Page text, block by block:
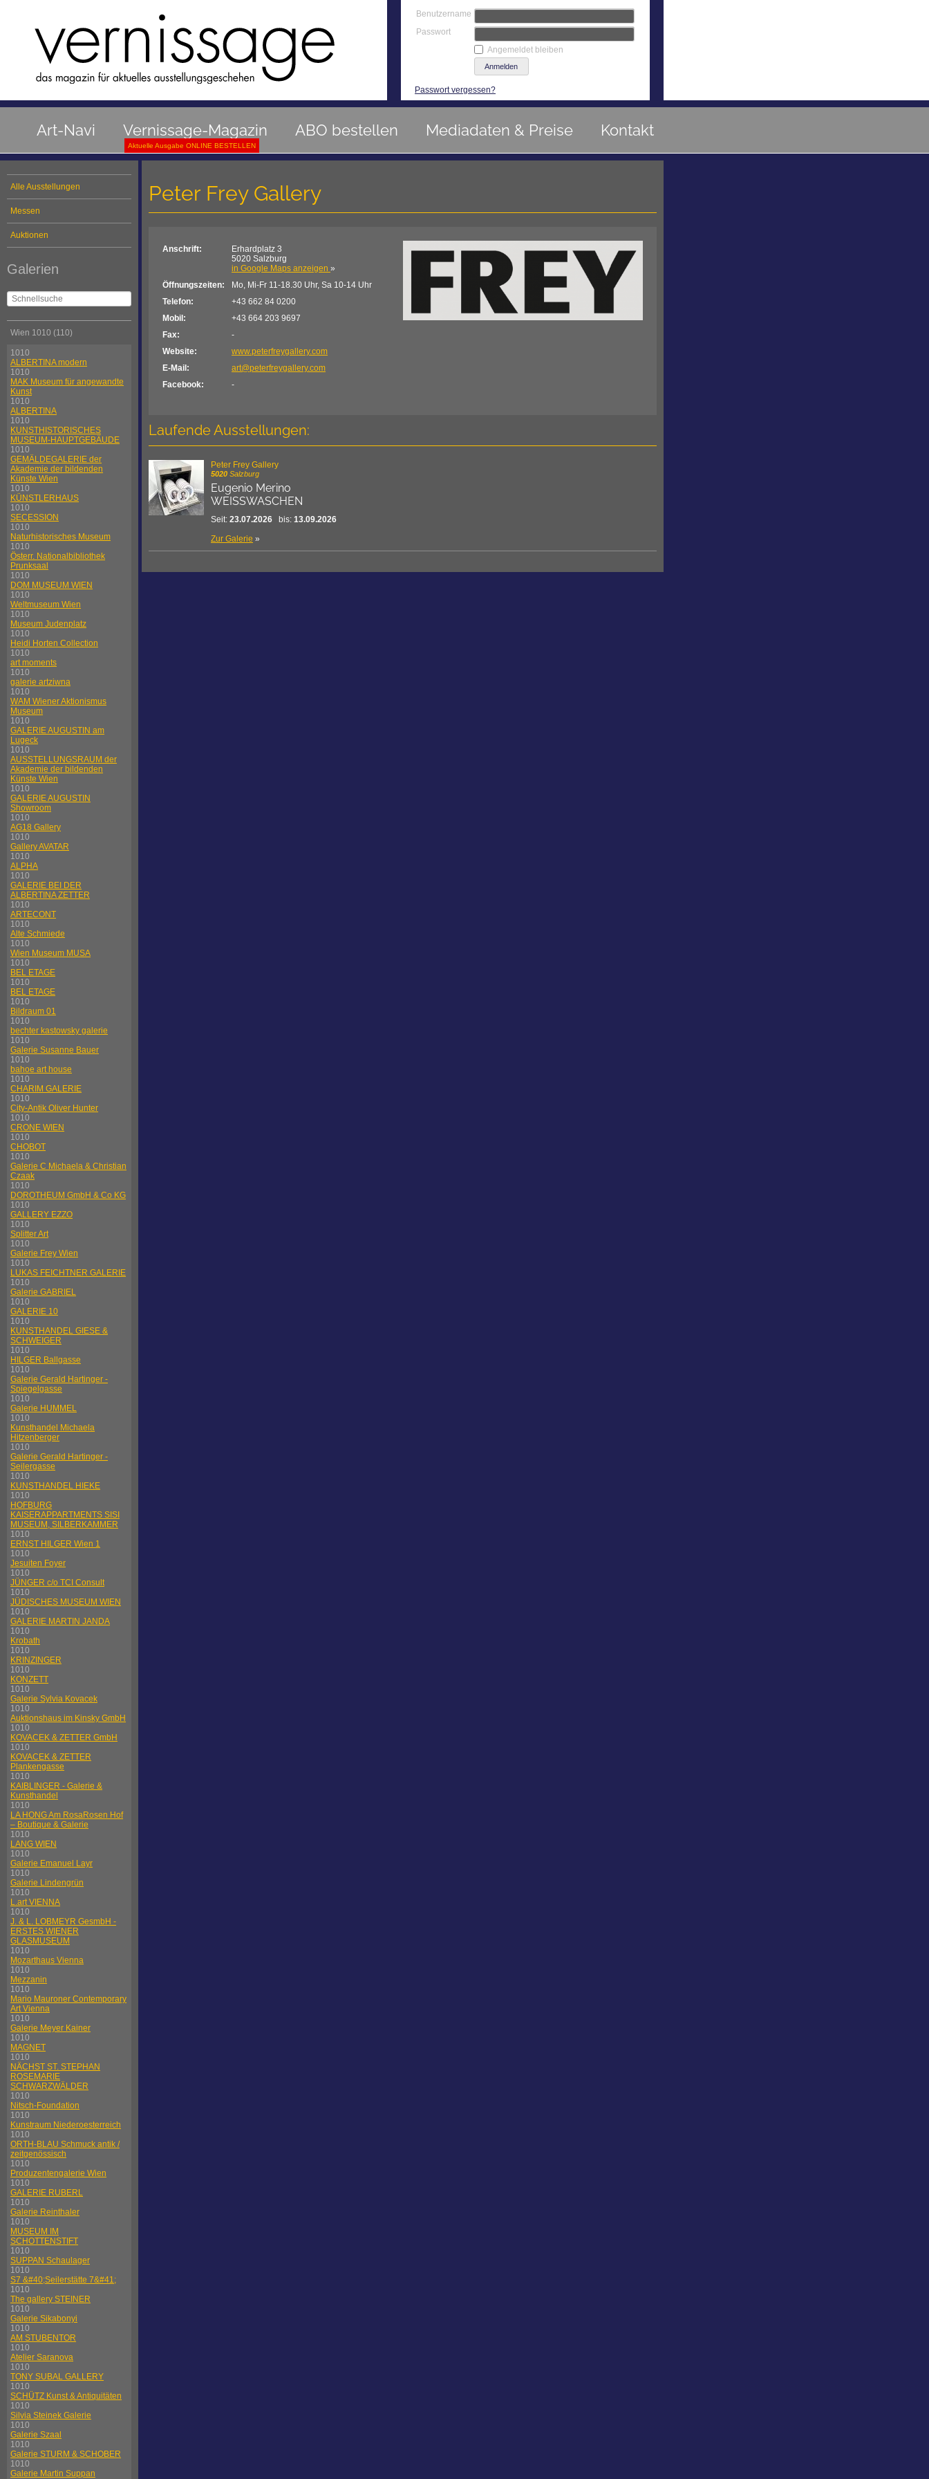
Benutzername
Passwort
Angemeldet bleiben
Passwort vergessen?
Art-Navi Vernissage-Magazin ABO bestellen Mediadaten & Preise Kontakt
Aktuelle Ausgabe ONLINE BESTELLEN
Alle Ausstellungen
Messen
Auktionen
Galerien
Wien 1010 (110)
1010
ALBERTINA modern
1010
MAK Museum für angewandte
Kunst
1010
ALBERTINA
1010
KUNSTHISTORISCHES
MUSEUM-HAUPTGEBÄUDE
1010
GEMÄLDEGALERIE der
Akademie der bildenden
Künste Wien
1010
KÜNSTLERHAUS
1010
SECESSION
1010
Naturhistorisches Museum
1010
Österr. Nationalbibliothek
Prunksaal
1010
DOM MUSEUM WIEN
1010
Weltmuseum Wien
1010
Museum Judenplatz
1010
Heidi Horten Collection
1010
art moments
1010
galerie artziwna
1010
WAM Wiener Aktionismus
Museum
1010
GALERIE AUGUSTIN am
Lugeck
1010
AUSSTELLUNGSRAUM der
Akademie der bildenden
Künste Wien
1010
GALERIE AUGUSTIN
Showroom
1010
AG18 Gallery
1010
Gallery AVATAR
1010
ALPHA
1010
GALERIE BEI DER
ALBERTINA ZETTER
1010
ARTECONT
1010
Alte Schmiede
1010
Wien Museum MUSA
1010
BEL ETAGE
1010
BEL ETAGE
1010
Bildraum 01
1010
bechter kastowsky galerie
1010
Galerie Susanne Bauer
1010
bahoe art house
1010
CHARIM GALERIE
1010
City-Antik Oliver Hunter
1010
CRONE WIEN
1010
CHOBOT
1010
Galerie C Michaela & Christian
Czaak
1010
DOROTHEUM GmbH & Co KG
1010
GALLERY EZZO
1010
Splitter Art
1010
Galerie Frey Wien
1010
LUKAS FEICHTNER GALERIE
1010
Galerie GABRIEL
1010
GALERIE 10
1010
KUNSTHANDEL GIESE &
SCHWEIGER
1010
HILGER Ballgasse
1010
Galerie Gerald Hartinger -
Spiegelgasse
1010
Galerie HUMMEL
1010
Kunsthandel Michaela
Hitzenberger
1010
Galerie Gerald Hartinger -
Seilergasse
1010
KUNSTHANDEL HIEKE
1010
HOFBURG
KAISERAPPARTMENTS SISI
MUSEUM, SILBERKAMMER
1010
ERNST HILGER Wien 1
1010
Jesuiten Foyer
1010
JÜNGER c/o TCI Consult
1010
JÜDISCHES MUSEUM WIEN
1010
GALERIE MARTIN JANDA
1010
Krobath
1010
KRINZINGER
1010
KONZETT
1010
Galerie Sylvia Kovacek
1010
Auktionshaus im Kinsky GmbH
1010
KOVACEK & ZETTER GmbH
1010
KOVACEK & ZETTER
Plankengasse
1010
KAIBLINGER - Galerie &
Kunsthandel
1010
LA HONG Am RosaRosen Hof
– Boutique & Galerie
1010
LANG WIEN
1010
Galerie Emanuel Layr
1010
Galerie Lindengrün
1010
L.art VIENNA
1010
J. & L. LOBMEYR GesmbH -
ERSTES WIENER
GLASMUSEUM
1010
Mozarthaus Vienna
1010
Mezzanin
1010
Mario Mauroner Contemporary
Art Vienna
1010
Galerie Meyer Kainer
1010
MAGNET
1010
NÄCHST ST. STEPHAN
ROSEMARIE
SCHWARZWÄLDER
1010
Nitsch-Foundation
1010
Kunstraum Niederoesterreich
1010
ORTH-BLAU Schmuck antik /
zeitgenössisch
1010
Produzentengalerie Wien
1010
GALERIE RUBERL
1010
Galerie Reinthaler
1010
MUSEUM IM
SCHOTTENSTIFT
1010
SUPPAN Schaulager
1010
S7 &#40;Seilerstätte 7&#41;
1010
The gallery STEINER
1010
Galerie Sikabonyi
1010
AM STUBENTOR
1010
Atelier Saranova
1010
TONY SUBAL GALLERY
1010
SCHÜTZ Kunst & Antiquitäten
1010
Silvia Steinek Galerie
1010
Galerie Szaal
1010
Galerie STURM & SCHOBER
1010
Galerie Martin Suppan
Peter Frey Gallery
Anschrift:
Erhardplatz 3
5020 Salzburg
in Google Maps anzeigen »
Öffnungszeiten:
Mo, Mi-Fr 11-18.30 Uhr, Sa 10-14 Uhr
Telefon:
+43 662 84 0200
Mobil:
+43 664 203 9697
Fax:
-
Website:
www.peterfreygallery.com
E-Mail:
art@peterfreygallery.com
Facebook:
-
Laufende Ausstellungen:
Peter Frey Gallery
5020 Salzburg
Eugenio Merino
WEISSWASCHEN
Seit: 23.07.2026 bis: 13.09.2026
Zur Galerie »